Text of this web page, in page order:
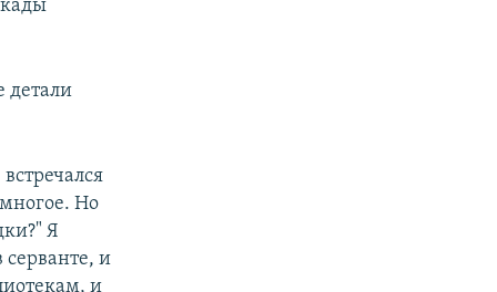
детали
Но
Я
серванте, и
и